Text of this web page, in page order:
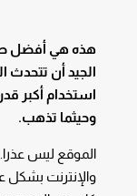
هذه هي أفضل
الجيد أن
استخدام أكبر
وحيثما تذهب.
الموقع ليس
والإنترنت بشكل